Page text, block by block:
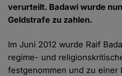
verurteilt. Badawi wurde
Geldstrafe zu zahlen.
Im Juni 2012 wurde Raif
regime- und
festgenommen und zu einer